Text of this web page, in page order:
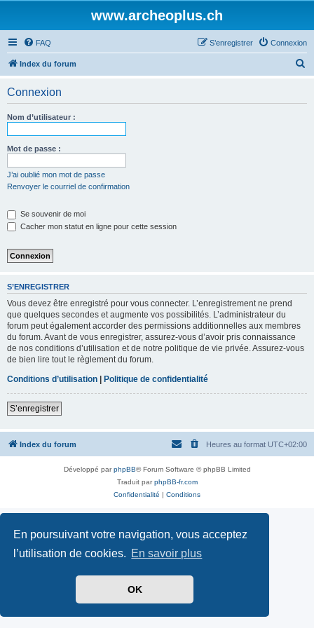
En poursuivant votre navigation, vous acceptez
l’utilisation de cookies. En savoir plus
OK
www.archeoplus.ch
FAQ Connexion
S’enregistrer
Index du forum
Connexion
Nom d’utilisateur :
Mot de passe :
J’ai oublié mon mot de passe
Renvoyer le courriel de confirmation
Se souvenir de moi
Cacher mon statut en ligne pour cette session
S’ENREGISTRER
Vous devez être enregistré pour vous connecter. L’enregistrement ne prend
que quelques secondes et augmente vos possibilités. L’administrateur du
forum peut également accorder des permissions additionnelles aux membres
du forum. Avant de vous enregistrer, assurez-vous d’avoir pris connaissance
de nos conditions d’utilisation et de notre politique de vie privée. Assurez-vous
de bien lire tout le règlement du forum.
Conditions d’utilisation | Politique de confidentialité
S’enregistrer
Index du forum Heures au format UTC+02:00
Développé parphpBB® Forum Software © phpBB Limited
Traduit parphpBB-fr.com
Confidentialité | Conditions